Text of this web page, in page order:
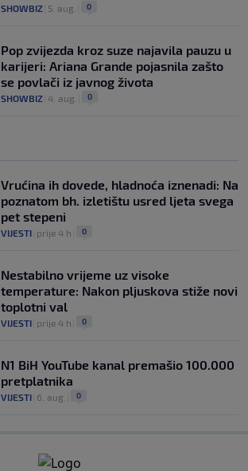
SHOWBIZ 5. aug. 0
Pop zvijezda kroz suze najavila pauzu u
karijeri: Ariana Grande pojasnila zašto
se povlači iz javnog života
SHOWBIZ 4. aug. 0
Vrućina ih dovede, hladnoća iznenadi: Na
poznatom bh. izletištu usred ljeta svega
pet stepeni
VIJESTI prije 4 h 0
Nestabilno vrijeme uz visoke
temperature: Nakon pljuskova stiže novi
toplotni val
VIJESTI prije 4 h 0
N1 BiH YouTube kanal premašio 100.000
pretplatnika
VIJESTI 6. aug. 0